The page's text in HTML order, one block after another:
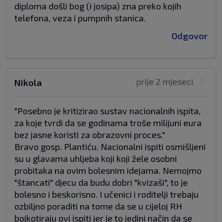
diploma došli bog (i josipa) zna preko kojih
telefona, veza i pumpnih stanica.
Odgovor
prije 2 mjeseci
Nikola
"Posebno je kritizirao sustav nacionalnih ispita,
za koje tvrdi da se godinama troše milijuni eura
bez jasne koristi za obrazovni proces."
Bravo gosp. Plantiću. Nacionalni ispiti osmišljeni
su u glavama uhljeba koji koji žele osobni
probitaka na ovim bolesnim idejama. Nemojmo
"štancati" djecu da budu dobri "kvizaši", to je
bolesno i beskorisno. I učenici i roditelji trebaju
ozbiljno poraditi na tome da se u cijeloj RH
bojkotiraju ovi ispiti jer je to jedini način da se